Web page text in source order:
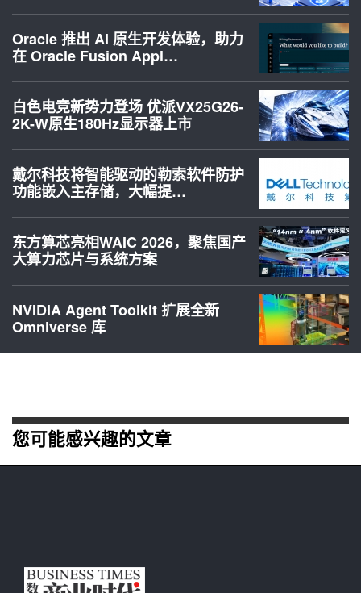
Oracle 推出 AI 原生开发体验，助力
在 Oracle Fusion Appl…
白色电竞新势力登场 优派VX25G26-
2K-W原生180Hz显示器上市
戴尔科技将智能驱动的勒索软件防护
功能嵌入主存储，大幅提…
东方算芯亮相WAIC 2026，聚焦国产
大算力芯片与系统方案
NVIDIA Agent Toolkit 扩展全新
Omniverse 库
您可能感兴趣的文章